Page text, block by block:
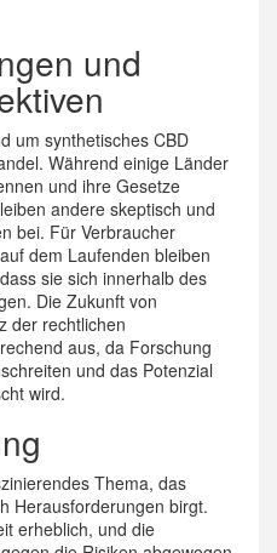
und
um synthetisches CBD
Während einige Länder
und ihre Gesetze
andere skeptisch und
bei. Für Verbraucher
dem Laufenden bleiben
sie sich innerhalb des
Die Zukunft von
der rechtlichen
aus, da Forschung
und das Potenzial
wird.
Thema, das
Herausforderungen birgt.
erheblich, und die